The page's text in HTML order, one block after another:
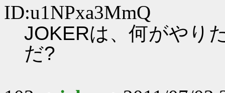
ID:u1NPxa3MmQ
JOKERは、何がやり
だ?